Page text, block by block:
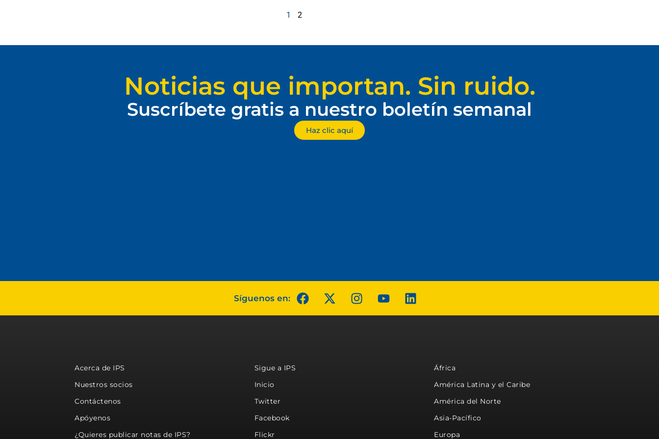
1 2
Noticias que importan. Sin ruido.
Suscríbete gratis a nuestro boletín semanal
Haz clic aquí
Síguenos en:
Acerca de IPS
Nuestros socios
Contáctenos
Apóyenos
¿Quieres publicar notas de IPS?
Sigue a IPS
Inicio
Twitter
Facebook
Flickr
África
América Latina y el Caribe
América del Norte
Asia-Pacífico
Europa